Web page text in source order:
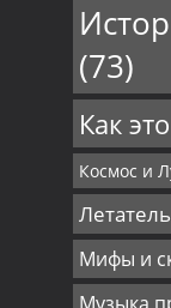
(73)
Как
Космос и
Мифы и